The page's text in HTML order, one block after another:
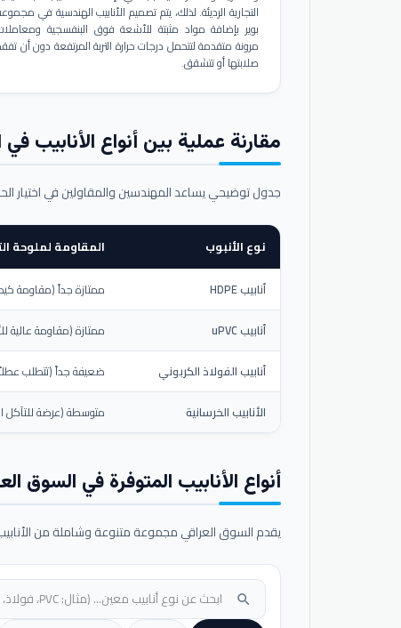
التجارية الرديئة. لذلك، يتم تصميم الأنابيب الهندسية في
بوير بإضافة مواد مثبتة للأشعة فوق البنفسجية
مرونة متقدمة لتتحمل درجات حرارة التربة المرتفعة دون أن
صلابتها أو تتشقق.
مقارنة عملية بين أنواع الأنابيب في
جدول توضيحي يساعد المهندسين والمقاولين في اختيار
نوع الأنبوب المقاومة لملوحة
أنابيب HDPE ممتازة جداً (مقاومة
أنابيب uPVC
ممتازة (مقاومة عالية
أنابيب الفولاذ الكربوني
ضعيفة جداً (تتطلب عطلاً
الأنابيب الخرسانية
متوسطة (عرضة للتآكل
أنواع الأنابيب المتوفرة في السوق
يقدم السوق العراقي مجموعة متنوعة وشاملة من
search